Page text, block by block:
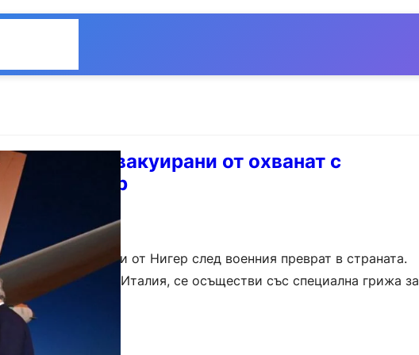
бяха евакуирани от охванат с
в Нигер
евакуирани от Нигер след военния преврат в страната.
организиран от Италия, се осъществи със специална грижа за
На борда на…